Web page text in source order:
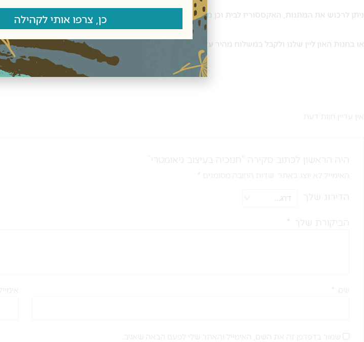
ניתן לרכוש את המתנות, האקססוריז לבית וכן מארזי שי
או בחנות האון ליין שלנו ולקבל במשלוח מהיר עד הבית.
אין עדיין חוות דעת.
היה הראשון לכתוב סקירה “חנוכיה בעיצוב גיאומטרי”
האימייל לא יוצג באתר. שדות החובה מסומנים *
הדירוג שלך
הביקורת שלך *
שם * אימייל
שמור בדפדפן זה את השם, האימייל והאתר שלי לפעם הבאה שאגיב.
כן, צרפו אותי לקהילה